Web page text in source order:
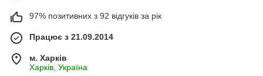
97% позитивних з 92 відгуків за рік
Працює з 21.09.2014
м. Харків
Харків, Україна